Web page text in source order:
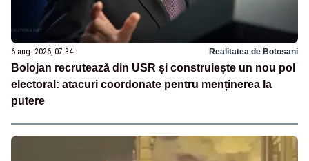
6 aug. 2026, 07:34 Realitatea de Botosani
Bolojan recrutează din USR și construiește un nou pol
electoral: atacuri coordonate pentru menținerea la
putere